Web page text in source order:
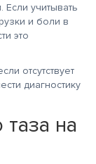
учитывать
и боли в
это
отсутствует
диагностику
на